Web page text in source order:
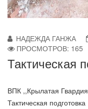
НАДЕЖДА ГАНЖА
ПРОСМОТРОВ: 165
Тактическая
ВПК ,,Крылатая
Тактическая подготовка